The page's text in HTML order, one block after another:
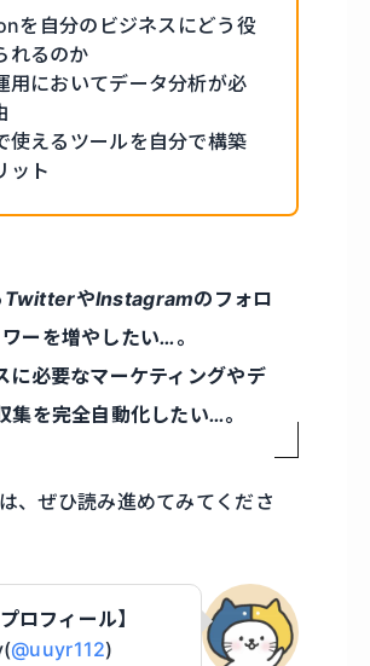
を自分のビジネスにどう役
れるのか
用においてデータ分析が必
使えるツールを自分で構築
ット
TwitterやInstagramのフォロ
ワーを増やしたい…。
に必要なマーケティングやデ
集を完全自動化したい…。
、ぜひ読み進めてみてくださ
ロフィール】
@uuyr112)